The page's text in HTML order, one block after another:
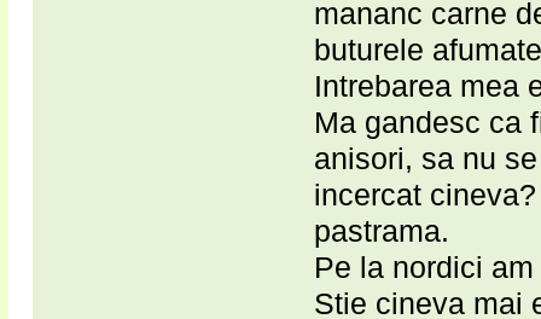
mananc carne
buturele
Intrebarea mea
Ma gandesc ca
anisori, sa nu
incercat
pastrama.
Pe la nordici
Stie cineva mai